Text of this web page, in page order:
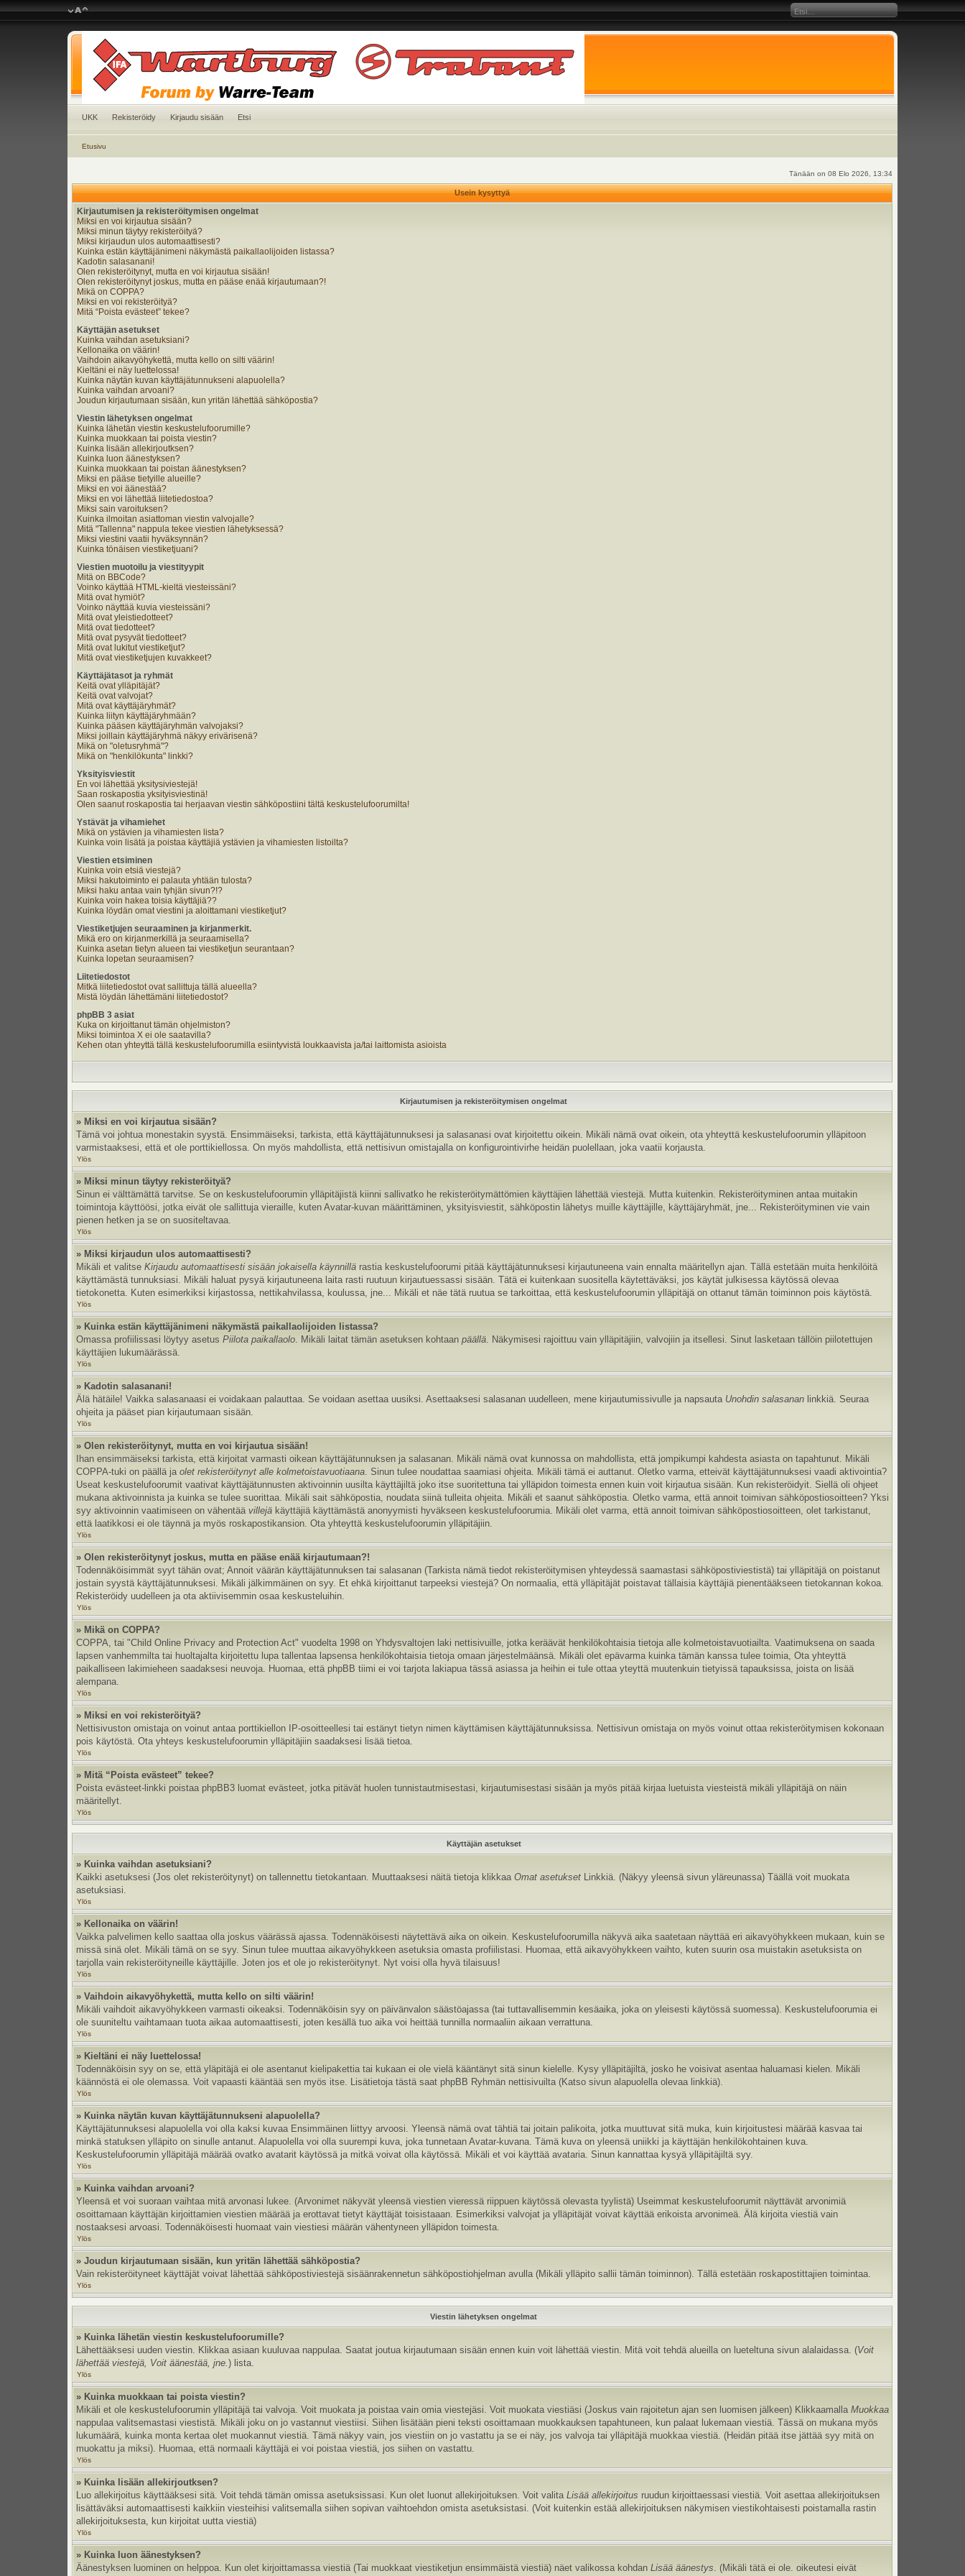
UKK Rekisteröidy Kirjaudu sisään Etsi
Etusivu
Tänään on 08 Elo 2026, 13:34
Usein kysyttyä
Kirjautumisen ja rekisteröitymisen ongelmat
Miksi en voi kirjautua sisään?
Miksi minun täytyy rekisteröityä?
Miksi kirjaudun ulos automaattisesti?
Kuinka estän käyttäjänimeni näkymästä paikallaolijoiden listassa?
Kadotin salasanani!
Olen rekisteröitynyt, mutta en voi kirjautua sisään!
Olen rekisteröitynyt joskus, mutta en pääse enää kirjautumaan?!
Mikä on COPPA?
Miksi en voi rekisteröityä?
Mitä “Poista evästeet” tekee?
Käyttäjän asetukset
Kuinka vaihdan asetuksiani?
Kellonaika on väärin!
Vaihdoin aikavyöhykettä, mutta kello on silti väärin!
Kieltäni ei näy luettelossa!
Kuinka näytän kuvan käyttäjätunnukseni alapuolella?
Kuinka vaihdan arvoani?
Joudun kirjautumaan sisään, kun yritän lähettää sähköpostia?
Viestin lähetyksen ongelmat
Kuinka lähetän viestin keskustelufoorumille?
Kuinka muokkaan tai poista viestin?
Kuinka lisään allekirjoutksen?
Kuinka luon äänestyksen?
Kuinka muokkaan tai poistan äänestyksen?
Miksi en pääse tietyille alueille?
Miksi en voi äänestää?
Miksi en voi lähettää liitetiedostoa?
Miksi sain varoituksen?
Kuinka ilmoitan asiattoman viestin valvojalle?
Mitä "Tallenna" nappula tekee viestien lähetyksessä?
Miksi viestini vaatii hyväksynnän?
Kuinka tönäisen viestiketjuani?
Viestien muotoilu ja viestityypit
Mitä on BBCode?
Voinko käyttää HTML-kieltä viesteissäni?
Mitä ovat hymiöt?
Voinko näyttää kuvia viesteissäni?
Mitä ovat yleistiedotteet?
Mitä ovat tiedotteet?
Mitä ovat pysyvät tiedotteet?
Mitä ovat lukitut viestiketjut?
Mitä ovat viestiketjujen kuvakkeet?
Käyttäjätasot ja ryhmät
Keitä ovat ylläpitäjät?
Keitä ovat valvojat?
Mitä ovat käyttäjäryhmät?
Kuinka liityn käyttäjäryhmään?
Kuinka pääsen käyttäjäryhmän valvojaksi?
Miksi joillain käyttäjäryhmä näkyy erivärisenä?
Mikä on "oletusryhmä"?
Mikä on "henkilökunta" linkki?
Yksityisviestit
En voi lähettää yksitysiviestejä!
Saan roskapostia yksityisviestinä!
Olen saanut roskapostia tai herjaavan viestin sähköpostiini tältä keskustelufoorumilta!
Ystävät ja vihamiehet
Mikä on ystävien ja vihamiesten lista?
Kuinka voin lisätä ja poistaa käyttäjiä ystävien ja vihamiesten listoilta?
Viestien etsiminen
Kuinka voin etsiä viestejä?
Miksi hakutoiminto ei palauta yhtään tulosta?
Miksi haku antaa vain tyhjän sivun?!?
Kuinka voin hakea toisia käyttäjiä??
Kuinka löydän omat viestini ja aloittamani viestiketjut?
Viestiketjujen seuraaminen ja kirjanmerkit.
Mikä ero on kirjanmerkillä ja seuraamisella?
Kuinka asetan tietyn alueen tai viestiketjun seurantaan?
Kuinka lopetan seuraamisen?
Liitetiedostot
Mitkä liitetiedostot ovat sallittuja tällä alueella?
Mistä löydän lähettämäni liitetiedostot?
phpBB 3 asiat
Kuka on kirjoittanut tämän ohjelmiston?
Miksi toimintoa X ei ole saatavilla?
Kehen otan yhteyttä tällä keskustelufoorumilla esiintyvistä loukkaavista ja/tai laittomista asioista
Kirjautumisen ja rekisteröitymisen ongelmat
» Miksi en voi kirjautua sisään?
Tämä voi johtua monestakin syystä. Ensimmäiseksi, tarkista, että käyttäjätunnuksesi ja salasanasi ovat kirjoitettu oikein. Mikäli nämä ovat oikein, ota yhteyttä keskustelufoorumin ylläpitoon
varmistaaksesi, että et ole porttikiellossa. On myös mahdollista, että nettisivun omistajalla on konfigurointivirhe heidän puolellaan, joka vaatii korjausta.
Ylös
» Miksi minun täytyy rekisteröityä?
Sinun ei välttämättä tarvitse. Se on keskustelufoorumin ylläpitäjistä kiinni sallivatko he rekisteröitymättömien käyttäjien lähettää viestejä. Mutta kuitenkin. Rekisteröityminen antaa muitakin
toimintoja käyttöösi, jotka eivät ole sallittuja vieraille, kuten Avatar-kuvan määrittäminen, yksityisviestit, sähköpostin lähetys muille käyttäjille, käyttäjäryhmät, jne... Rekisteröityminen vie vain
pienen hetken ja se on suositeltavaa.
Ylös
» Miksi kirjaudun ulos automaattisesti?
Mikäli et valitseKirjaudu automaattisesti sisään jokaisella käynnillä rastia keskustelufoorumi pitää käyttäjätunnuksesi kirjautuneena vain ennalta määritellyn ajan. Tällä estetään muita henkilöitä
käyttämästä tunnuksiasi. Mikäli haluat pysyä kirjautuneena laita rasti ruutuun kirjautuessassi sisään. Tätä ei kuitenkaan suositella käytettäväksi, jos käytät julkisessa käytössä olevaa
tietokonetta. Kuten esimerkiksi kirjastossa, nettikahvilassa, koulussa, jne... Mikäli et näe tätä ruutua se tarkoittaa, että keskustelufoorumin ylläpitäjä on ottanut tämän toiminnon pois käytöstä.
Ylös
» Kuinka estän käyttäjänimeni näkymästä paikallaolijoiden listassa?
Omassa profiilissasi löytyy asetusPiilota paikallaolo. Mikäli laitat tämän asetuksen kohtaanpäällä. Näkymisesi rajoittuu vain ylläpitäjiin, valvojiin ja itsellesi. Sinut lasketaan tällöin piilotettujen
käyttäjien lukumäärässä.
Ylös
» Kadotin salasanani!
Älä hätäile! Vaikka salasanaasi ei voidakaan palauttaa. Se voidaan asettaa uusiksi. Asettaaksesi salasanan uudelleen, mene kirjautumissivulle ja napsauta Unohdin salasanan linkkiä. Seuraa
ohjeita ja pääset pian kirjautumaan sisään.
Ylös
» Olen rekisteröitynyt, mutta en voi kirjautua sisään!
Ihan ensimmäiseksi tarkista, että kirjoitat varmasti oikean käyttäjätunnuksen ja salasanan. Mikäli nämä ovat kunnossa on mahdollista, että jompikumpi kahdesta asiasta on tapahtunut. Mikäli
COPPA-tuki on päällä jaolet rekisteröitynyt alle kolmetoistavuotiaana. Sinun tulee noudattaa saamiasi ohjeita. Mikäli tämä ei auttanut. Oletko varma, etteivät käyttäjätunnuksesi vaadi aktivointia?
Useat keskustelufoorumit vaativat käyttäjätunnusten aktivoinnin uusilta käyttäjiltä joko itse suoritettuna tai ylläpidon toimesta ennen kuin voit kirjautua sisään. Kun rekisteröidyit. Siellä oli ohjeet
mukana aktivoinnista ja kuinka se tulee suorittaa. Mikäli sait sähköpostia, noudata siinä tulleita ohjeita. Mikäli et saanut sähköpostia. Oletko varma, että annoit toimivan sähköpostiosoitteen? Yksi
syy aktivoinnin vaatimiseen on vähentäävillejä käyttäjiä käyttämästä anonyymisti hyväkseen keskustelufoorumia. Mikäli olet varma, että annoit toimivan sähköpostiosoitteen, olet tarkistanut,
että laatikkosi ei ole täynnä ja myös roskapostikansion. Ota yhteyttä keskustelufoorumin ylläpitäjiin.
Ylös
» Olen rekisteröitynyt joskus, mutta en pääse enää kirjautumaan?!
Todennäköisimmät syyt tähän ovat; Annoit väärän käyttäjätunnuksen tai salasanan (Tarkista nämä tiedot rekisteröitymisen yhteydessä saamastasi sähköpostiviestistä) tai ylläpitäjä on poistanut
jostain syystä käyttäjätunnuksesi. Mikäli jälkimmäinen on syy. Et ehkä kirjoittanut tarpeeksi viestejä? On normaalia, että ylläpitäjät poistavat tällaisia käyttäjiä pienentääkseen tietokannan kokoa.
Rekisteröidy uudelleen ja ota aktiivisemmin osaa keskusteluihin.
Ylös
» Mikä on COPPA?
COPPA, tai "Child Online Privacy and Protection Act" vuodelta 1998 on Yhdysvaltojen laki nettisivuille, jotka keräävät henkilökohtaisia tietoja alle kolmetoistavuotiailta. Vaatimuksena on saada
lapsen vanhemmilta tai huoltajalta kirjoitettu lupa tallentaa lapsensa henkilökohtaisia tietoja omaan järjestelmäänsä. Mikäli olet epävarma kuinka tämän kanssa tulee toimia, Ota yhteyttä
paikalliseen lakimieheen saadaksesi neuvoja. Huomaa, että phpBB tiimi ei voi tarjota lakiapua tässä asiassa ja heihin ei tule ottaa yteyttä muutenkuin tietyissä tapauksissa, joista on lisää
alempana.
Ylös
» Miksi en voi rekisteröityä?
Nettisivuston omistaja on voinut antaa porttikiellon IP-osoitteellesi tai estänyt tietyn nimen käyttämisen käyttäjätunnuksissa. Nettisivun omistaja on myös voinut ottaa rekisteröitymisen kokonaan
pois käytöstä. Ota yhteys keskustelufoorumin ylläpitäjiin saadaksesi lisää tietoa.
Ylös
» Mitä “Poista evästeet” tekee?
Poista evästeet-linkki poistaa phpBB3 luomat evästeet, jotka pitävät huolen tunnistautmisestasi, kirjautumisestasi sisään ja myös pitää kirjaa luetuista viesteistä mikäli ylläpitäjä on näin
määritellyt.
Ylös
Käyttäjän asetukset
» Kuinka vaihdan asetuksiani?
Kaikki asetuksesi (Jos olet rekisteröitynyt) on tallennettu tietokantaan. Muuttaaksesi näitä tietoja klikkaaOmat asetukset Linkkiä. (Näkyy yleensä sivun yläreunassa) Täällä voit muokata
asetuksiasi.
Ylös
» Kellonaika on väärin!
Vaikka palvelimen kello saattaa olla joskus väärässä ajassa. Todennäköisesti näytettävä aika on oikein. Keskustelufoorumilla näkyvä aika saatetaan näyttää eri aikavyöhykkeen mukaan, kuin se
missä sinä olet. Mikäli tämä on se syy. Sinun tulee muuttaa aikavyöhykkeen asetuksia omasta profiilistasi. Huomaa, että aikavyöhykkeen vaihto, kuten suurin osa muistakin asetuksista on
tarjolla vain rekisteröityneille käyttäjille. Joten jos et ole jo rekisteröitynyt. Nyt voisi olla hyvä tilaisuus!
Ylös
» Vaihdoin aikavyöhykettä, mutta kello on silti väärin!
Mikäli vaihdoit aikavyöhykkeen varmasti oikeaksi. Todennäköisin syy on päivänvalon säästöajassa (tai tuttavallisemmin kesäaika, joka on yleisesti käytössä suomessa). Keskustelufoorumia ei
ole suuniteltu vaihtamaan tuota aikaa automaattisesti, joten kesällä tuo aika voi heittää tunnilla normaaliin aikaan verrattuna.
Ylös
» Kieltäni ei näy luettelossa!
Todennäköisin syy on se, että yläpitäjä ei ole asentanut kielipakettia tai kukaan ei ole vielä kääntänyt sitä sinun kielelle. Kysy ylläpitäjiltä, josko he voisivat asentaa haluamasi kielen. Mikäli
käännöstä ei ole olemassa. Voit vapaasti kääntää sen myös itse. Lisätietoja tästä saat phpBB Ryhmän nettisivuilta (Katso sivun alapuolella olevaa linkkiä).
Ylös
» Kuinka näytän kuvan käyttäjätunnukseni alapuolella?
Käyttäjätunnuksesi alapuolella voi olla kaksi kuvaa Ensimmäinen liittyy arvoosi. Yleensä nämä ovat tähtiä tai joitain palikoita, jotka muuttuvat sitä muka, kuin kirjoitustesi määrää kasvaa tai
minkä statuksen ylläpito on sinulle antanut. Alapuolella voi olla suurempi kuva, joka tunnetaan Avatar-kuvana. Tämä kuva on yleensä uniikki ja käyttäjän henkilökohtainen kuva.
Keskustelufoorumin ylläpitäjä määrää ovatko avatarit käytössä ja mitkä voivat olla käytössä. Mikäli et voi käyttää avataria. Sinun kannattaa kysyä ylläpitäjiltä syy.
Ylös
» Kuinka vaihdan arvoani?
Yleensä et voi suoraan vaihtaa mitä arvonasi lukee. (Arvonimet näkyvät yleensä viestien vieressä riippuen käytössä olevasta tyylistä) Useimmat keskustelufoorumit näyttävät arvonimiä
osoittamaan käyttäjän kirjoittamien viestien määrää ja erottavat tietyt käyttäjät toisistaaan. Esimerkiksi valvojat ja ylläpitäjät voivat käyttää erikoista arvonimeä. Älä kirjoita viestiä vain
nostaaksesi arvoasi. Todennäköisesti huomaat vain viestiesi määrän vähentyneen ylläpidon toimesta.
Ylös
» Joudun kirjautumaan sisään, kun yritän lähettää sähköpostia?
Vain rekisteröityneet käyttäjät voivat lähettää sähköpostiviestejä sisäänrakennetun sähköpostiohjelman avulla (Mikäli ylläpito sallii tämän toiminnon). Tällä estetään roskapostittajien toimintaa.
Ylös
Viestin lähetyksen ongelmat
» Kuinka lähetän viestin keskustelufoorumille?
Lähettääksesi uuden viestin. Klikkaa asiaan kuuluvaa nappulaa. Saatat joutua kirjautumaan sisään ennen kuin voit lähettää viestin. Mitä voit tehdä alueilla on lueteltuna sivun alalaidassa. (Voit
lähettää viestejä, Voit äänestää, jne.) lista.
Ylös
» Kuinka muokkaan tai poista viestin?
Mikäli et ole keskustelufoorumin ylläpitäjä tai valvoja. Voit muokata ja poistaa vain omia viestejäsi. Voit muokata viestiäsi (Joskus vain rajoitetun ajan sen luomisen jälkeen) KlikkaamallaMuokkaa
nappulaa valitsemastasi viestistä. Mikäli joku on jo vastannut viestiisi. Siihen lisätään pieni teksti osoittamaan muokkauksen tapahtuneen, kun palaat lukemaan viestiä. Tässä on mukana myös
lukumäärä, kuinka monta kertaa olet muokannut viestiä. Tämä näkyy vain, jos viestiin on jo vastattu ja se ei näy, jos valvoja tai ylläpitäjä muokkaa viestiä. (Heidän pitää itse jättää syy mitä on
muokattu ja miksi). Huomaa, että normaali käyttäjä ei voi poistaa viestiä, jos siihen on vastattu.
Ylös
» Kuinka lisään allekirjoutksen?
Luo allekirjoitus käyttääksesi sitä. Voit tehdä tämän omissa asetuksissasi. Kun olet luonut allekirjoituksen. Voit valitaLisää allekirjoitus ruudun kirjoittaessasi viestiä. Voit asettaa allekirjoituksen
lisättäväksi automaattisesti kaikkiin viesteihisi valitsemalla siihen sopivan vaihtoehdon omista asetuksistasi. (Voit kuitenkin estää allekirjoituksen näkymisen viestikohtaisesti poistamalla rastin
allekirjoituksesta, kun kirjoitat uutta viestiä)
Ylös
» Kuinka luon äänestyksen?
Äänestyksen luominen on helppoa. Kun olet kirjoittamassa viestiä (Tai muokkaat viestiketjun ensimmäistä viestiä) näet valikossa kohdanLisää äänestys. (Mikäli tätä ei ole. oikeutesi eivät